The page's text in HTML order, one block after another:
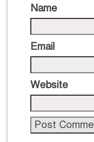
Name
Email
Website